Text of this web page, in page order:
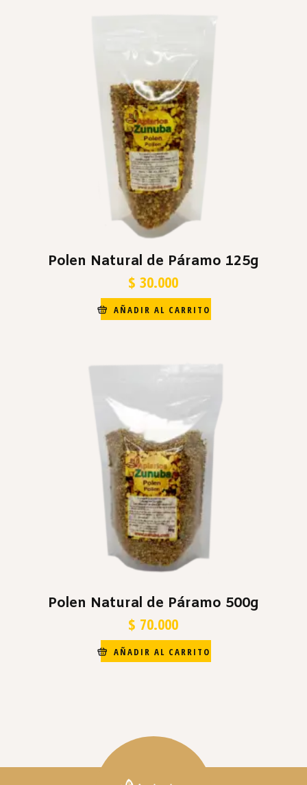
Polen Natural de Páramo 125g
$ 30.000
AÑADIR AL CARRITO
Polen Natural de Páramo 500g
$ 70.000
AÑADIR AL CARRITO